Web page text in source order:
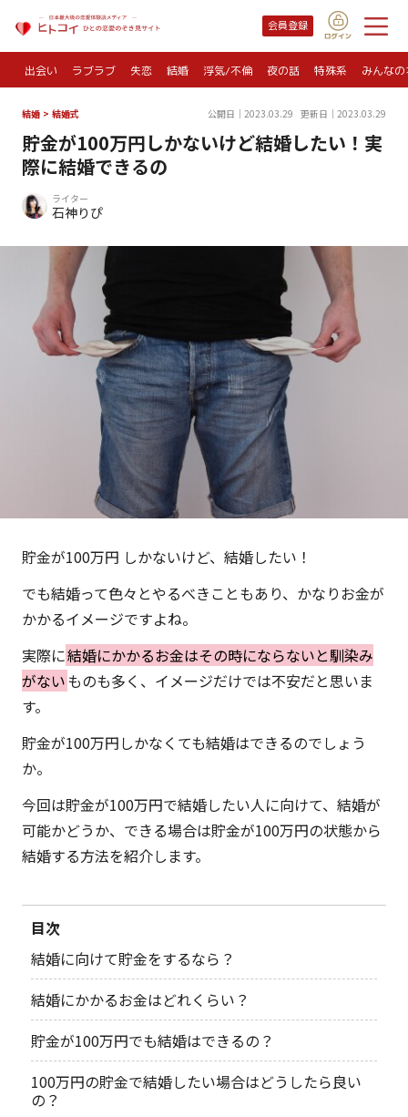
会員登録
出会い ラブラブ 失恋 結婚 浮気/不倫 夜の話 特殊系 みんな
結婚 > 結婚式 公開日｜2023.03.29 更新日｜2023.03.29
貯金が100万円しかないけど結婚したい！実
際に結婚できるの
ライター
石神りぴ
貯金が100万円 しかないけど、結婚したい！
でも結婚って色々とやるべきこともあり、かなりお金が
かかるイメージですよね。
実際に結婚にかかるお金はその時にならないと馴染み
がないものも多く、イメージだけでは不安だと思いま
す。
貯金が100万円しかなくても結婚はできるのでしょう
か。
今回は貯金が100万円で結婚したい人に向けて、結婚が
可能かどうか、できる場合は貯金が100万円の状態から
結婚する方法を紹介します。
目次
結婚に向けて貯金をするなら？
結婚にかかるお金はどれくらい？
貯金が100万円でも結婚はできるの？
100万円の貯金で結婚したい場合はどうしたら良い
の？